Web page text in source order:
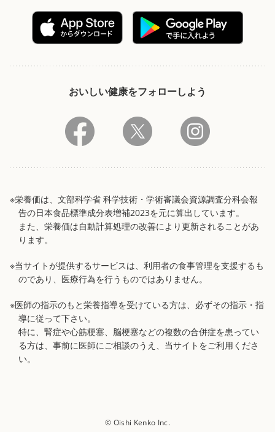
おいしい健康をフォローしよう
※栄養価は、文部科学省 科学技術・学術審議会資源調査分科会報
告の日本食品標準成分表増補2023を元に算出しています。
また、栄養価は自動計算処理の改善により更新されることがあ
ります。
※当サイトが提供するサービスは、利用者の食事管理を支援するも
のであり、医療行為を行うものではありません。
※医師の指示のもと栄養指導を受けている方は、必ずその指示・指
導に従って下さい。
特に、腎症や心筋梗塞、脳梗塞などの複数の合併症を患ってい
る方は、事前に医師にご相談のうえ、当サイトをご利用くださ
い。
© Oishi Kenko Inc.